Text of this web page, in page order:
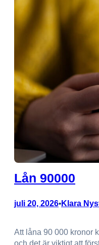
Lån 90000
juli 20, 2026•Klara
Att låna 90 000 kronor
och det är viktigt att